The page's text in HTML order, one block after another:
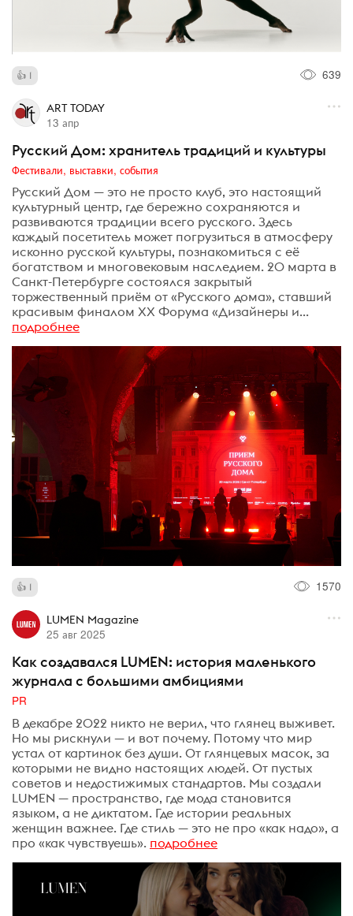
1 639
ART TODAY
13 апр
Русский Дом: хранитель традиций и культуры
Фестивали, выставки, события
Русский Дом — это не просто клуб, это настоящий
культурный центр, где бережно сохраняются и
развиваются традиции всего русского. Здесь
каждый посетитель может погрузиться в атмосферу
исконно русской культуры, познакомиться с её
богатством и многовековым наследием. 20 марта в
Санкт-Петербурге состоялся закрытый
торжественный приём от «Русского дома», ставший
красивым финалом XX Форума «Дизайнеры и...
подробнее
1 1570
LUMEN Magazine
25 авг 2025
Как создавался LUMEN: история маленького
журнала с большими амбициями
PR
В декабре 2022 никто не верил, что глянец выживет.
Но мы рискнули — и вот почему. Потому что мир
устал от картинок без души. От глянцевых масок, за
которыми не видно настоящих людей. От пустых
советов и недостижимых стандартов. Мы создали
LUMEN — пространство, где мода становится
языком, а не диктатом. Где истории реальных
женщин важнее. Где стиль — это не про «как надо», а
про «как чувствуешь». подробнее